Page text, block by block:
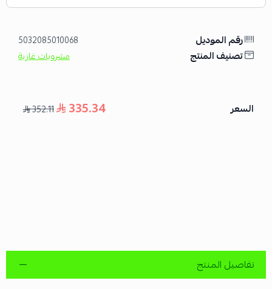
رقم الموديل 5032085010068
تصنيف المنتج مشروبات غازية
السعر 335.34
352.11
تفاصيل المنتج